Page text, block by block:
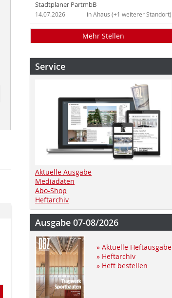
Stadtplaner PartmbB
in Ahaus (+1 weiterer Standort)
14.07.2026
Mehr Stellen
Service
Aktuelle Ausgabe
Mediadaten
Abo-Shop
Heftarchiv
Ausgabe 07-08/2026
» Aktuelle Heftausgabe
» Heftarchiv
» Heft bestellen